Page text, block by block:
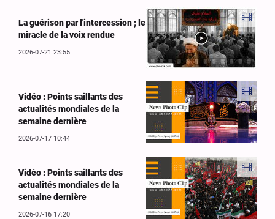
La guérison par l'intercession ; le
miracle de la voix rendue
2026-07-21 23:55
Vidéo : Points saillants des
actualités mondiales de la
semaine dernière
2026-07-17 10:44
Vidéo : Points saillants des
actualités mondiales de la
semaine dernière
2026-07-16 17:20